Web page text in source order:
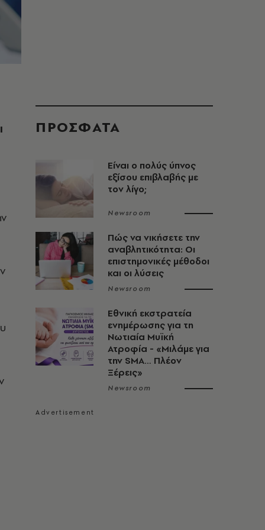
ΠΡΟΣΦΑΤΑ
Είναι ο πολύς ύπνος
εξίσου επιβλαβής με
τον λίγο;
Newsroom
Πώς να νικήσετε την
αναβλητικότητα: Οι
επιστημονικές μέθοδοι
και οι λύσεις
Newsroom
Εθνική εκστρατεία
ενημέρωσης για τη
Νωτιαία Μυϊκή
Ατροφία - «Μιλάμε για
την SMA… Πλέον
Ξέρεις»
Newsroom